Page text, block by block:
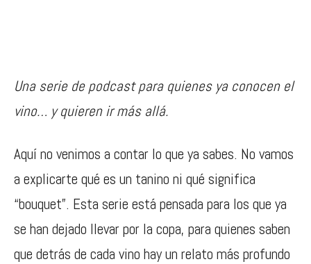
Una serie de podcast para quienes ya conocen el
vino… y quieren ir más allá.
Aquí no venimos a contar lo que ya sabes. No vamos
a explicarte qué es un tanino ni qué significa
“bouquet”. Esta serie está pensada para los que ya
se han dejado llevar por la copa, para quienes saben
que detrás de cada vino hay un relato más profundo